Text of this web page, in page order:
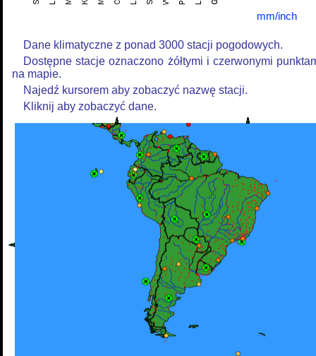
mm/inch
Dane klimatyczne z ponad 3000 stacji pogodowych.
Dostępne stacje oznaczono żółtymi i czerwonymi
na mapie.
Najedź kursorem aby zobaczyć nazwę stacji.
Kliknij aby zobaczyć dane.